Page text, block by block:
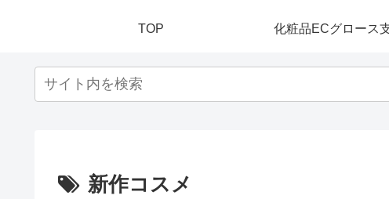
TOP 化粧品ECグロース
新作コスメ